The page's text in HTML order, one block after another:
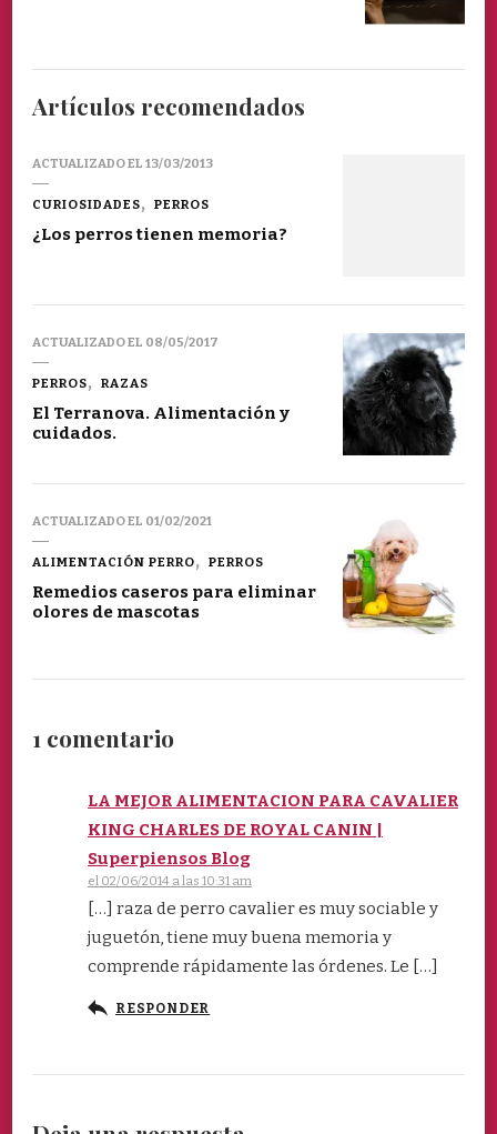
Artículos recomendados
ACTUALIZADO EL 13/03/2013
CURIOSIDADES PERROS
¿Los perros tienen memoria?
ACTUALIZADO EL 08/05/2017
PERROS RAZAS
El Terranova. Alimentación y
cuidados.
ACTUALIZADO EL 01/02/2021
ALIMENTACIÓN PERRO PERROS
Remedios caseros para eliminar
olores de mascotas
1 comentario
LA MEJOR ALIMENTACION PARA CAVALIER
KING CHARLES DE ROYAL CANIN |
Superpiensos Blog
el 02/06/2014 a las 10:31 am
[…] raza de perro cavalier es muy sociable y
juguetón, tiene muy buena memoria y
comprende rápidamente las órdenes. Le […]
RESPONDER